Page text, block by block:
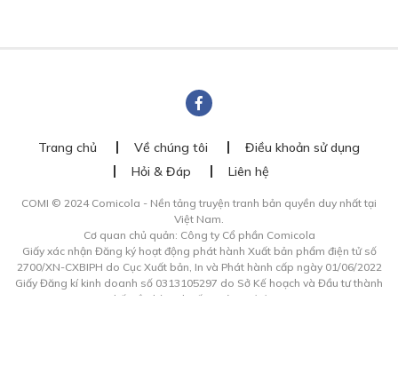
Trang chủ Về chúng tôi
Điều khoản sử dụng
Hỏi & Đáp
Liên hệ
COMI © 2024 Comicola - Nền tảng truyện tranh bản quyền duy nhất tại
Việt Nam.
Cơ quan chủ quản: Công ty Cổ phần Comicola
Giấy xác nhận Đăng ký hoạt động phát hành Xuất bản phẩm điện tử số
2700/XN-CXBIPH do Cục Xuất bản, In và Phát hành cấp ngày 01/06/2022
Giấy Đăng kí kinh doanh số 0313105297 do Sở Kế hoạch và Đầu tư thành
phố Hồ Chí Minh cấp ngày 21/1/2015